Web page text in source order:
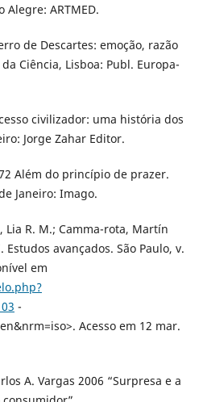
ARTMED.
de Descartes: emoção, razão
Ciência, Lisboa: Publ. Europa-
civilizador: uma história dos
Jorge Zahar Editor.
Além do princípio de prazer.
Janeiro: Imago.
R. M.; Camma-rota, Martín
avançados. São Paulo, v.
em
-
Acesso em 12 mar.
A. Vargas 2006 “Surpresa e a